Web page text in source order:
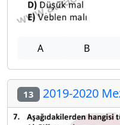
A B
13 2019-2020